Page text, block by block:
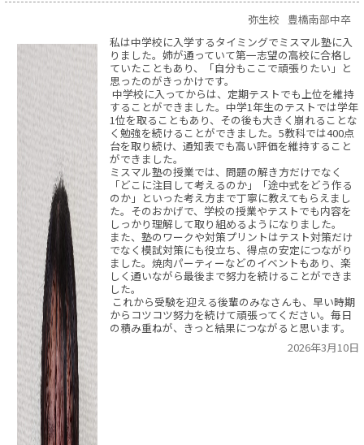
弥生校 豊橋南部中卒
私は中学校に入学するタイミングでミスマル塾に入
りました。姉が通っていて第一志望の高校に合格し
ていたこともあり、「自分もここで頑張りたい」と
思ったのがきっかけです。
中学校に入ってからは、定期テストでも上位を維持
することができました。中学1年生のテストでは学年
1位を取ることもあり、その後も大きく崩れることな
く勉強を続けることができました。5教科では400点
台を取り続け、通知表でも高い評価を維持すること
ができました。
ミスマル塾の授業では、問題の解き方だけでなく
「どこに注目して考えるのか」「途中式をどう作る
のか」といった考え方まで丁寧に教えてもらえまし
た。そのおかげで、学校の授業やテストでも内容を
しっかり理解して取り組めるようになりました。
また、塾のワークや対策プリントはテスト対策だけ
でなく模試対策にも役立ち、得点の安定につながり
ました。焼肉パーティーなどのイベントもあり、楽
しく通いながら最後まで努力を続けることができま
した。
これから受験を迎える後輩のみなさんも、早い時期
からコツコツ努力を続けて頑張ってください。毎日
の積み重ねが、きっと結果につながると思います。
2026年3月10日